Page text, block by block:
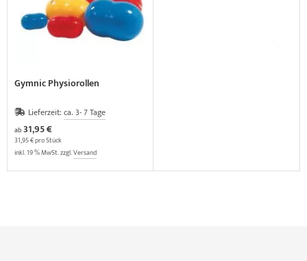
Gymnic Physiorollen
Lieferzeit: ca. 3- 7 Tage
ab31,95 €
31,95 € pro Stück
inkl. 19 % MwSt. zzgl.Versand